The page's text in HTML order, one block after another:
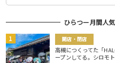
ひらつー月間人
開店・閉店
高槻につくってた「
ープンしてる。シロモ